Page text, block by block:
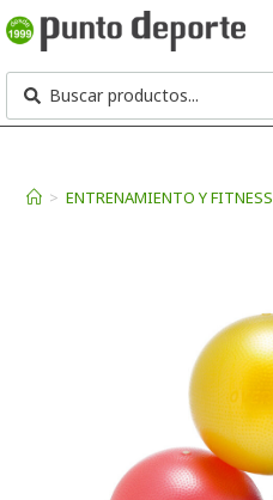
> ENTRENAMIENTO Y FITNESS